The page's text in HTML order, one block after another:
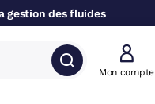
gestion des fluides
Mon compte